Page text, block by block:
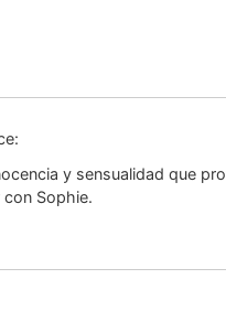
y sensualidad que
con Sophie.